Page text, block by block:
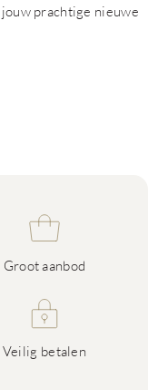
prachtige nieuwe
Groot aanbod
Veilig betalen